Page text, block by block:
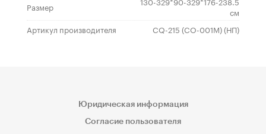
Размер
см
Артикул производителя
CQ-215 (CO-001M) (НП)
Юридическая информация
Согласие пользователя